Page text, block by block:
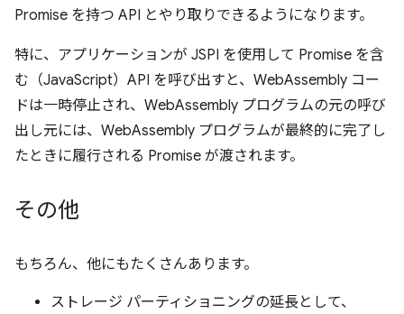
Promise を持つ API とやり取りできるようになります。
特に、アプリケーションが JSPI を使用して Promise を含
む（JavaScript）API を呼び出すと、WebAssembly コー
ドは一時停止され、WebAssembly プログラムの元の呼び
出し元には、WebAssembly プログラムが最終的に完了し
たときに履行される Promise が渡されます。
その他
もちろん、他にもたくさんあります。
ストレージ パーティショニングの延長として、